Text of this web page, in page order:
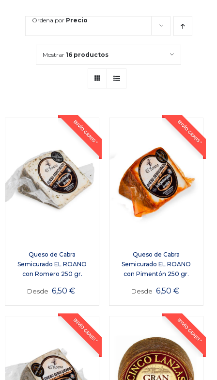
Ordena por Precio
Mostrar 16 productos
ENVÍO GRATIS *
Queso de Cabra
Semicurado EL ROANO
con Romero 250 gr.
Desde 6,50€
ENVÍO GRATIS *
Queso de Cabra
Semicurado EL ROANO
con Pimentón 250 gr.
Desde 6,50€
ENVÍO GRATIS * ENVÍO GRATIS *